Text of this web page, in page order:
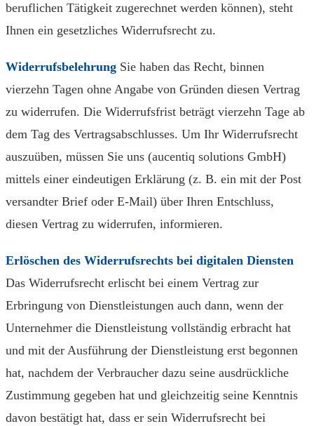
beruflichen Tätigkeit zugerechnet werden können), steht
Ihnen ein gesetzliches Widerrufsrecht zu.
Widerrufsbelehrung Sie haben das Recht, binnen
vierzehn Tagen ohne Angabe von Gründen diesen Vertrag
zu widerrufen. Die Widerrufsfrist beträgt vierzehn Tage ab
dem Tag des Vertragsabschlusses. Um Ihr Widerrufsrecht
auszuüben, müssen Sie uns (aucentiq solutions GmbH)
mittels einer eindeutigen Erklärung (z. B. ein mit der Post
versandter Brief oder E-Mail) über Ihren Entschluss,
diesen Vertrag zu widerrufen, informieren.
Erlöschen des Widerrufsrechts bei digitalen Diensten
Das Widerrufsrecht erlischt bei einem Vertrag zur
Erbringung von Dienstleistungen auch dann, wenn der
Unternehmer die Dienstleistung vollständig erbracht hat
und mit der Ausführung der Dienstleistung erst begonnen
hat, nachdem der Verbraucher dazu seine ausdrückliche
Zustimmung gegeben hat und gleichzeitig seine Kenntnis
davon bestätigt hat, dass er sein Widerrufsrecht bei